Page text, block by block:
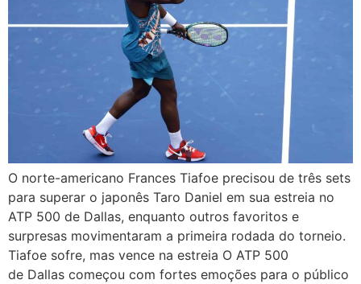
O norte-americano Frances Tiafoe precisou de três sets
para superar o japonês Taro Daniel em sua estreia no
ATP 500 de Dallas, enquanto outros favoritos e
surpresas movimentaram a primeira rodada do torneio.
Tiafoe sofre, mas vence na estreia O ATP 500
de Dallas começou com fortes emoções para o público